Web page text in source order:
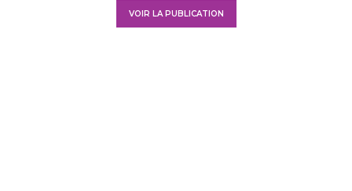
VOIR LA PUBLICATION